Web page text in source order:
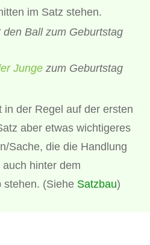
im Satz stehen.
den Ball zum Geburtstag
Junge zum Geburtstag
in der Regel auf der ersten
aber etwas wichtigeres
Sache, die die Handlung
hinter dem
stehen. (Siehe Satzbau)